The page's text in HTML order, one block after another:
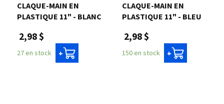
CLAQUE-MAIN EN
PLASTIQUE 11" - BLANC
2,98 $
27 en stock +
CLAQUE-MAIN EN
PLASTIQUE 11" - BLEU
2,98 $
150 en stock +